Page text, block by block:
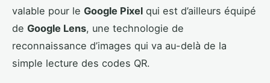
valable pour le Google Pixel qui est d’ailleurs équipé
de Google Lens, une technologie de
reconnaissance d’images qui va au-delà de la
simple lecture des codes QR.